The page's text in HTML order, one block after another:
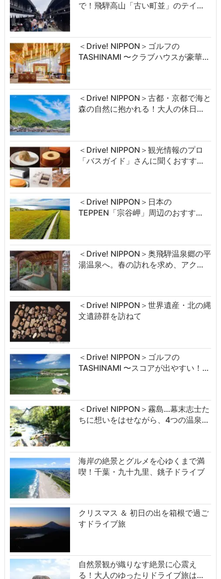
で！飛騨高山「古い町並」のテイ…
＜Drive! NIPPON＞ゴルフの
TASHINAMI 〜クラブハウスが豪華…
＜Drive! NIPPON＞古都・京都で海と
森の自然に抱かれる！大人の休日…
＜Drive! NIPPON＞観光情報のプロ
「バスガイド」さんに聞くおすす…
＜Drive! NIPPON＞日本の
TEPPEN「宗谷岬」周辺のおすす…
＜Drive! NIPPON＞奥飛騨温泉郷の平
湯温泉へ。春の訪れを求め、アク…
＜Drive! NIPPON＞世界遺産・北の縄
文遺跡群を訪ねて
＜Drive! NIPPON＞ゴルフの
TASHINAMI 〜スコアが出やすい！…
＜Drive! NIPPON＞霧島…幕末志士た
ちに想いをはせながら、4つの温泉…
海岸の絶景とグルメを心ゆくまで満
喫！千葉・九十九里、銚子ドライブ
クリスマス ＆ 初日の出を箱根で過ご
すドライブ旅
自然景観が織りなす絶景に心震え
る！大人のゆったりドライブ旅は…